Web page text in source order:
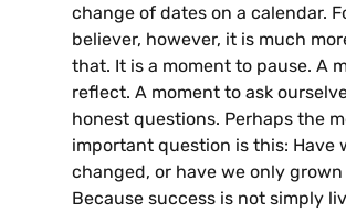
change of dates on a calendar.
believer, however, it is much
that. It is a moment to pause. A
reflect. A moment to ask
honest questions. Perhaps the
important question is this: Have
changed, or have we only grown
Because success is not simply